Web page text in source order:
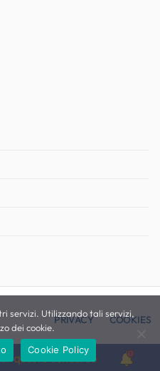
questo concorso
PRIVACY COOKIES
servizi. Utilizzando tali servizi,
dei cookie.
Cookie Policy